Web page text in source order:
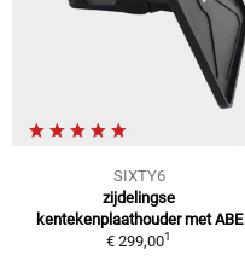
SIXTY6
zijdelingse
kentekenplaathouder met ABE
€ 299,001